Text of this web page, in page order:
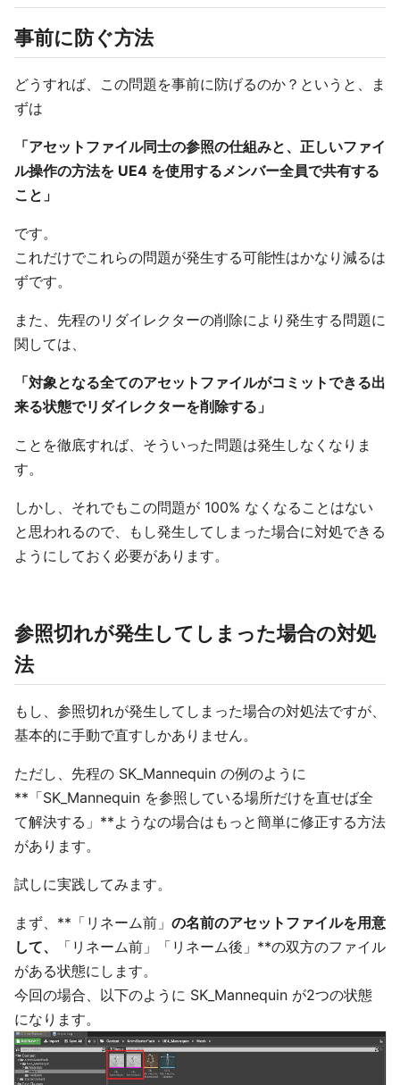
事前に防ぐ方法
どうすれば、この問題を事前に防げるのか？というと、ま
ずは
「アセットファイル同士の参照の仕組みと、正しいファイ
ル操作の方法を UE4 を使用するメンバー全員で共有する
こと」
です。
これだけでこれらの問題が発生する可能性はかなり減るは
ずです。
また、先程のリダイレクターの削除により発生する問題に
関しては、
「対象となる全てのアセットファイルがコミットできる出
来る状態でリダイレクターを削除する」
ことを徹底すれば、そういった問題は発生しなくなりま
す。
しかし、それでもこの問題が 100% なくなることはない
と思われるので、もし発生してしまった場合に対処できる
ようにしておく必要があります。
参照切れが発生してしまった場合の対処
法
もし、参照切れが発生してしまった場合の対処法ですが、
基本的に手動で直すしかありません。
ただし、先程の SK_Mannequin の例のように
**「SK_Mannequin を参照している場所だけを直せば全
て解決する」**ようなの場合はもっと簡単に修正する方法
があります。
試しに実践してみます。
まず、**「リネーム前」 の名前のアセットファイルを用意
して、
「リネーム前」「リネーム後」**の双方のファイル
がある状態にします。
今回の場合、以下のように SK_Mannequin が2つの状態
になります。